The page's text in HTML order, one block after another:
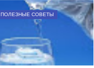
ПОЛЕЗНЫЕ СОВЕТЫ